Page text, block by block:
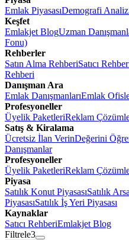
Emlak PiyasasıDemografi
Keşfet
Emlakjet BlogUzman
Fonu)
Rehberler
Satın Alma RehberiSatıcı
Rehberi
Danışman Ara
Emlak DanışmanlarıEmlak
Profesyoneller
Üyelik PaketleriReklam
Satış & Kiralama
Ücretsiz İlan VerinDeğerini
Danışmanlar
Profesyoneller
Üyelik PaketleriReklam
Piyasa
Satılık Konut PiyasasıSatılık
PiyasasıSatılık İş Yeri Piyasası
Kaynaklar
Satıcı RehberiEmlakjet Blog
Filtrele3